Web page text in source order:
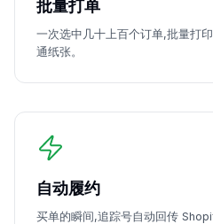
批量打单
一次选中几十上百个订单,批量打
通纸张。
自动履约
买单的瞬间,追踪号自动回传